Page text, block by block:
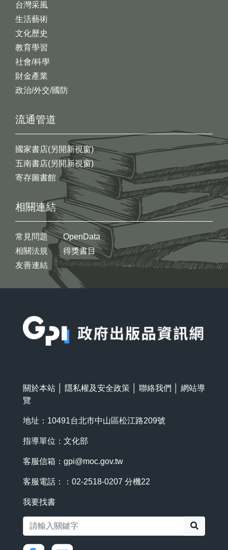
台灣采風
生活藝術
文化歷史
教育學習
社會/科學
財金產業
政治/外交/國防
流通管道
國家書店(另開新視窗)
五南書店(另開新視窗)
寄存圖書館
相關連結
常見問題
相關法規
友善連結
OpenData
得獎書目
關於本站 隱私權及安全政策 聯絡我們
網站導
覽
地址：10491台北市中山區松江路209號
指導單位：文化部
客服信箱： gpi@moc.gov.tw
客服電話：：02-2518-0207 分機22
我要找書